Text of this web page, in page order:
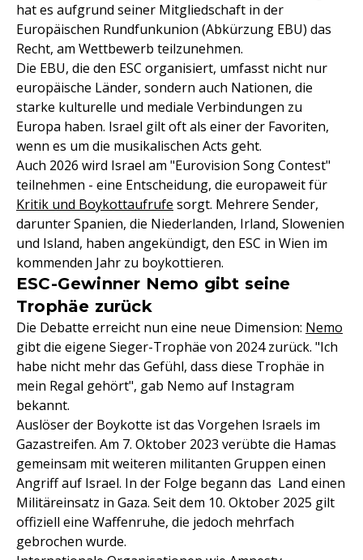
hat es aufgrund seiner Mitgliedschaft in der
Europäischen Rundfunkunion (Abkürzung EBU) das
Recht, am Wettbewerb teilzunehmen.
Die EBU, die den ESC organisiert, umfasst nicht nur
europäische Länder, sondern auch Nationen, die
starke kulturelle und mediale Verbindungen zu
Europa haben. Israel gilt oft als einer der Favoriten,
wenn es um die musikalischen Acts geht.
Auch 2026 wird Israel am "Eurovision Song Contest"
teilnehmen - eine Entscheidung, die europaweit für
Kritik und Boykottaufrufe sorgt. Mehrere Sender,
darunter Spanien, die Niederlanden, Irland, Slowenien
und Island, haben angekündigt, den ESC in Wien im
kommenden Jahr zu boykottieren.
ESC-Gewinner Nemo gibt seine
Trophäe zurück
Die Debatte erreicht nun eine neue Dimension: Nemo
gibt die eigene Sieger-Trophäe von 2024 zurück. "Ich
habe nicht mehr das Gefühl, dass diese Trophäe in
mein Regal gehört", gab Nemo auf Instagram
bekannt.
Auslöser der Boykotte ist das Vorgehen Israels im
Gazastreifen. Am 7. Oktober 2023 verübte die Hamas
gemeinsam mit weiteren militanten Gruppen einen
Angriff auf Israel. In der Folge begann das Land einen
Militäreinsatz in Gaza. Seit dem 10. Oktober 2025 gilt
offiziell eine Waffenruhe, die jedoch mehrfach
gebrochen wurde.